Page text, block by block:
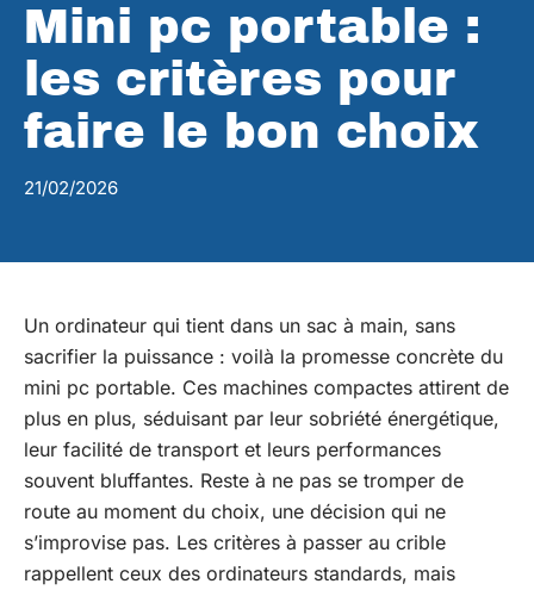
Mini pc portable :
les critères pour
faire le bon choix
21/02/2026
Un ordinateur qui tient dans un sac à main, sans
sacrifier la puissance : voilà la promesse concrète du
mini pc portable. Ces machines compactes attirent de
plus en plus, séduisant par leur sobriété énergétique,
leur facilité de transport et leurs performances
souvent bluffantes. Reste à ne pas se tromper de
route au moment du choix, une décision qui ne
s’improvise pas. Les critères à passer au crible
rappellent ceux des ordinateurs standards, mais